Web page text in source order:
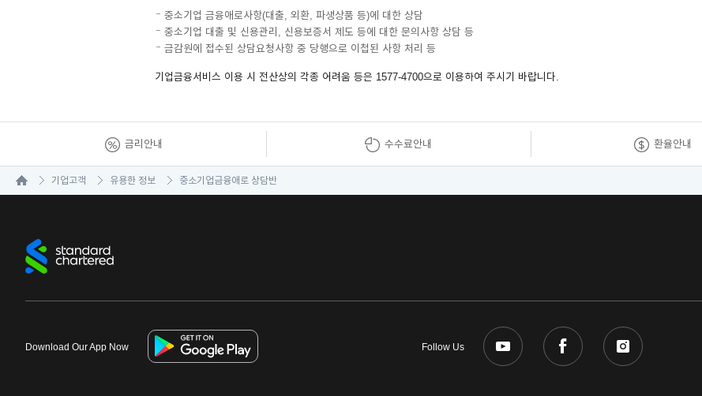
중소기업 금융애로사항(대출, 외환, 파생상품 등)에 대한 상담
중소기업 대출 및 신용관리, 신용보증서 제도 등에 대한 문의사항 상담 등
금감원에 접수된 상담요청사항 중 당행으로 이첩된 사항 처리 등
기업금융서비스 이용 시 전산상의 각종 어려움 등은 1577-4700으로 이용하여 주시기 바랍니다.
금리안내 수수료안내 환율안내
기업고객 유용한 정보 중소기업금융애로 상담반
Download Our App Now Follow Us